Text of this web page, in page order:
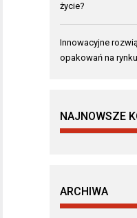
życie?
Innowacyjne
opakowań na
NAJNOWSZE
ARCHIWA